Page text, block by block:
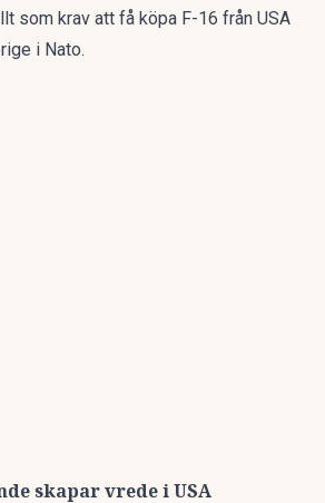
som krav att få köpa F-16 från USA
i Nato.
skapar vrede i USA